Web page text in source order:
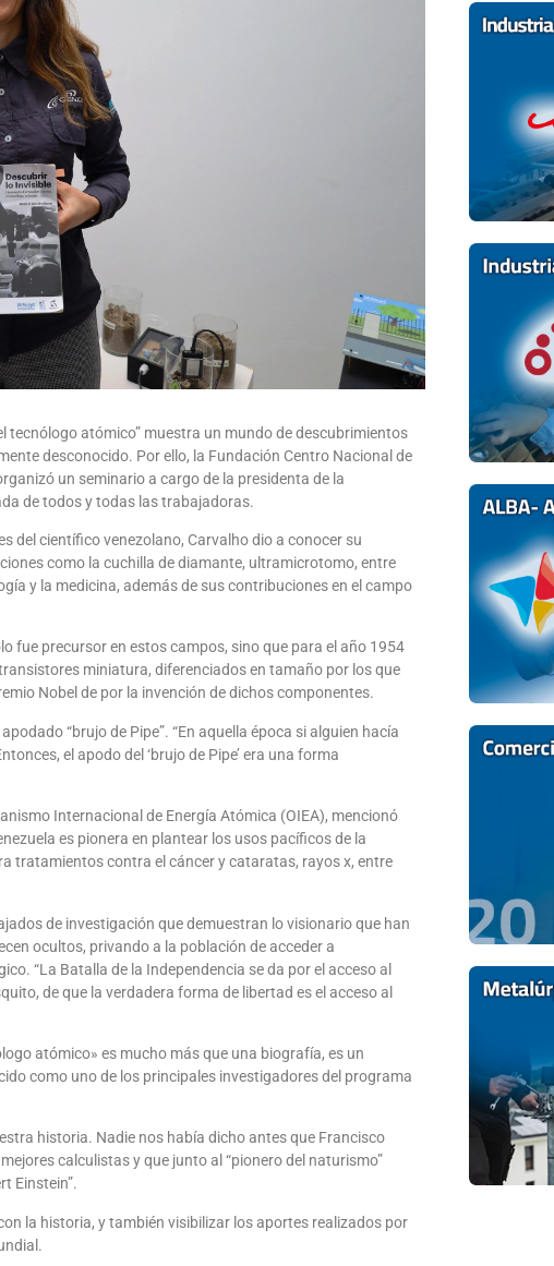
tecnólogo atómico” muestra un mundo de descubrimientos
desconocido. Por ello, la Fundación Centro Nacional de
un seminario a cargo de la presidenta de la
de todos y todas las trabajadoras.
del científico venezolano, Carvalho dio a conocer su
como la cuchilla de diamante, ultramicrotomo, entre
y la medicina, además de sus contribuciones en el campo
fue precursor en estos campos, sino que para el año 1954
miniatura, diferenciados en tamaño por los que
Nobel de por la invención de dichos componentes.
“brujo de Pipe”. “En aquella época si alguien hacía
el apodo del ‘brujo de Pipe’ era una forma
Internacional de Energía Atómica (OIEA), mencionó
es pionera en plantear los usos pacíficos de la
tratamientos contra el cáncer y cataratas, rayos x, entre
de investigación que demuestran lo visionario que han
ocultos, privando a la población de acceder a
“La Batalla de la Independencia se da por el acceso al
de que la verdadera forma de libertad es el acceso al
atómico» es mucho más que una biografía, es un
como uno de los principales investigadores del programa
historia. Nadie nos había dicho antes que Francisco
calculistas y que junto al “pionero del naturismo”
Einstein”.
la historia, y también visibilizar los aportes realizados por